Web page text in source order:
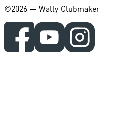
©️2026 — Wally Clubmaker